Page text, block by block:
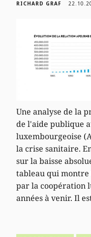
RICHARD GRAF
Une analyse de la
de l'aide publique
luxembourgeoise
la crise sanitaire.
sur la baisse
tableau qui montre
par la coopération
années à venir. Il